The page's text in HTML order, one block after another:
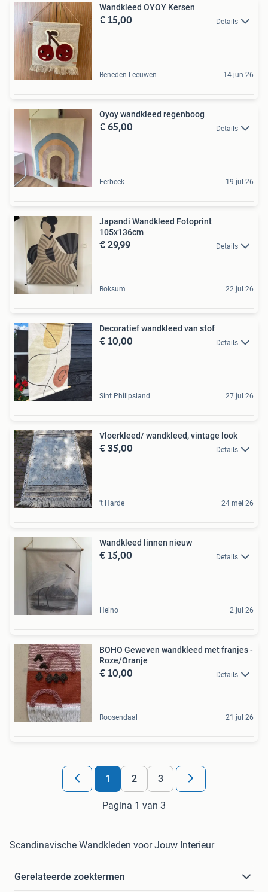
Wandkleed OYOY Kersen
€ 15,00 Details
Beneden-Leeuwen 14 jun 26
Oyoy wandkleed regenboog
€ 65,00 Details
Eerbeek 19 jul 26
Japandi Wandkleed Fotoprint
105x136cm
€ 29,99 Details
Boksum 22 jul 26
Decoratief wandkleed van stof
€ 10,00 Details
Sint Philipsland 27 jul 26
Vloerkleed/ wandkleed, vintage look
€ 35,00 Details
't Harde 24 mei 26
Wandkleed linnen nieuw
€ 15,00 Details
Heino 2 jul 26
BOHO Geweven wandkleed met franjes -
Roze/Oranje
€ 10,00 Details
Roosendaal 21 jul 26
1 2 3
Pagina 1 van 3
Scandinavische Wandkleden voor Jouw Interieur
Gerelateerde zoektermen